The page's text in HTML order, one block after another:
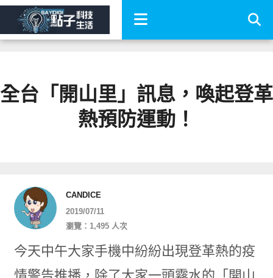
全台「開山里」訊息，喚起登革
熱預防運動！
CANDICE
2019/07/11
瀏覽：1,495 人次
今天中午大家手機中紛紛出現登革熱的疫